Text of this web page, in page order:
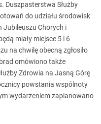
Duszpasterstwa Służby
do udziału środowisk
Jubileuszu Chorych i
miały miejsce 5 i 6
na chwilę obecną zgłosiło
omówiono także
Zdrowia na Jasną Górę
powstania wspólnoty
wydarzeniem zaplanowano